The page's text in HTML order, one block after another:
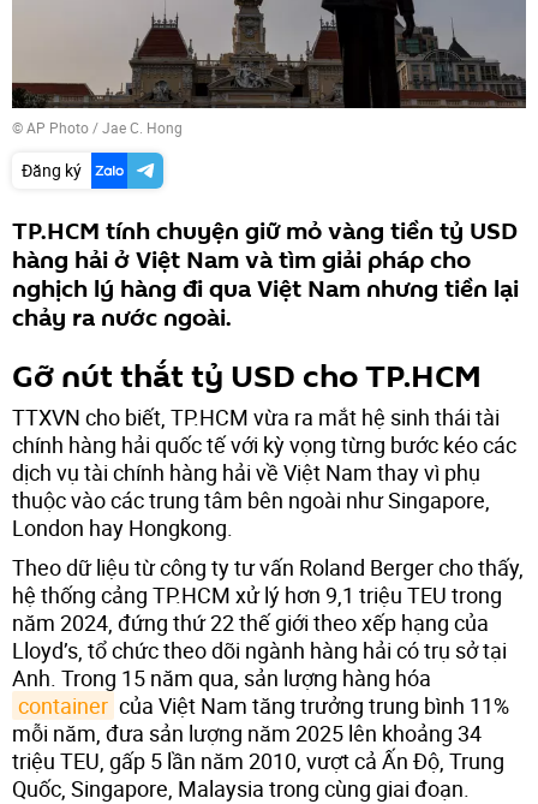
© AP Photo / Jae C. Hong
Đăng ký
TP.HCM tính chuyện giữ mỏ vàng tiền tỷ USD
hàng hải ở Việt Nam và tìm giải pháp cho
nghịch lý hàng đi qua Việt Nam nhưng tiền lại
chảy ra nước ngoài.
Gỡ nút thắt tỷ USD cho TP.HCM
TTXVN cho biết, TP.HCM vừa ra mắt hệ sinh thái tài
chính hàng hải quốc tế với kỳ vọng từng bước kéo các
dịch vụ tài chính hàng hải về Việt Nam thay vì phụ
thuộc vào các trung tâm bên ngoài như Singapore,
London hay Hongkong.
Theo dữ liệu từ công ty tư vấn Roland Berger cho thấy,
hệ thống cảng TP.HCM xử lý hơn 9,1 triệu TEU trong
năm 2024, đứng thứ 22 thế giới theo xếp hạng của
Lloyd’s, tổ chức theo dõi ngành hàng hải có trụ sở tại
Anh. Trong 15 năm qua, sản lượng hàng hóa
container của Việt Nam tăng trưởng trung bình 11%
mỗi năm, đưa sản lượng năm 2025 lên khoảng 34
triệu TEU, gấp 5 lần năm 2010, vượt cả Ấn Độ, Trung
Quốc, Singapore, Malaysia trong cùng giai đoạn.